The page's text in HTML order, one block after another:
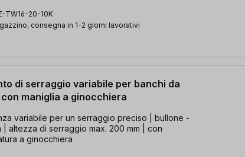
TW16-20-10K
consegna in 1-2 giorni lavorativi
di serraggio variabile per banchi da
maniglia a ginocchiera
variabile per un serraggio preciso | bullone -
| altezza di serraggio max. 200 mm | con
a ginocchiera